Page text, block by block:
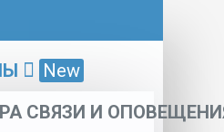
New
СВЯЗИ И